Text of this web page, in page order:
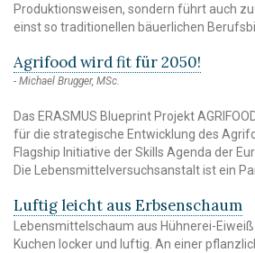
Produktionsweisen, sondern führt auch
einst so traditionellen bäuerlichen
Agrifood wird fit für 2050!
Michael Brugger, MSc.
Das ERASMUS Blueprint Projekt
für die strategische Entwicklung des
Flagship Initiative der Skills Agenda der
Die Lebensmittelversuchsanstalt ist ein
Luftig leicht aus Erbsenschaum
Lebensmittelschaum aus Hühnerei-
Kuchen locker und luftig. An einer